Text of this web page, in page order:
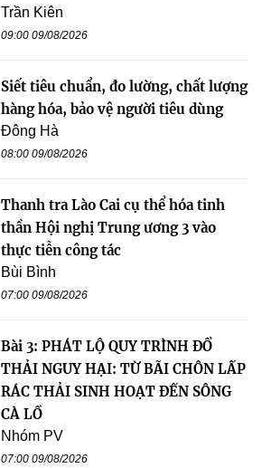
Trần Kiên
09:00 09/08/2026
Siết tiêu chuẩn, đo lường, chất lượng
hàng hóa, bảo vệ người tiêu dùng
Đông Hà
08:00 09/08/2026
Thanh tra Lào Cai cụ thể hóa tinh
thần Hội nghị Trung ương 3 vào
thực tiễn công tác
Bùi Bình
07:00 09/08/2026
Bài 3: PHÁT LỘ QUY TRÌNH ĐỔ
THẢI NGUY HẠI: TỪ BÃI CHÔN LẤP
RÁC THẢI SINH HOẠT ĐẾN SÔNG
CÀ LỒ
Nhóm PV
07:00 09/08/2026